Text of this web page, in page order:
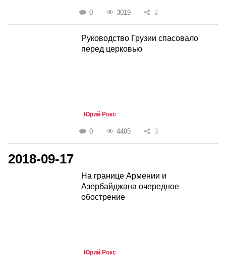
0 3019 2
Руководство Грузии спасовало
перед церковью
Юрий Рокс
0 4405 3
2018-09-17
На границе Армении и
Азербайджана очередное
обострение
Юрий Рокс